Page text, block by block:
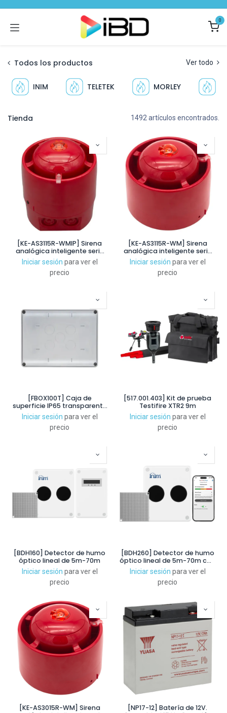
0
Todos los productos Ver todo
INIM TELETEK MORLEY
Tienda 1492 artículos encontrados.
[KE-AS3115R-WMIP] Sirena
analógica inteligente serie
Excellence exterior IP65 con
aislador montaje en pared.
Color rojo
Iniciar sesión para ver el
precio
[KE-AS3115R-WM] Sirena
analógica inteligente serie
Excellence con aislador
montaje en pared. Color rojo
Iniciar sesión para ver el
precio
[FBOX100T] Caja de
superficie IP65 transparente
para alojamiento de
módulos serie ENEA (pack 5
un)
Iniciar sesión para ver el
precio
[517.001.403] Kit de prueba
Testifire XTR2 9m
Iniciar sesión para ver el
precio
[BDH160] Detector de humo
óptico lineal de 5m-70m
Iniciar sesión para ver el
precio
[BDH260] Detector de humo
óptico lineal de 5m-70m con
Bluetooth para App
Iniciar sesión para ver el
precio
[KE-AS3015R-WM] Sirena
[NP17-12] Batería de 12V.